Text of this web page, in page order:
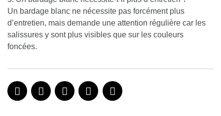
Un bardage blanc ne nécessite pas forcément plus
d’entretien, mais demande une attention régulière car les
salissures y sont plus visibles que sur les couleurs
foncées.